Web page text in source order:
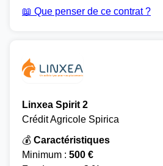
📖 Que penser de ce contrat ?
Linxea Spirit 2
Crédit Agricole Spirica
💰 Caractéristiques
Minimum : 500 €